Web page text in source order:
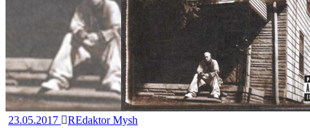
23.05.2017
REdaktor Mysh